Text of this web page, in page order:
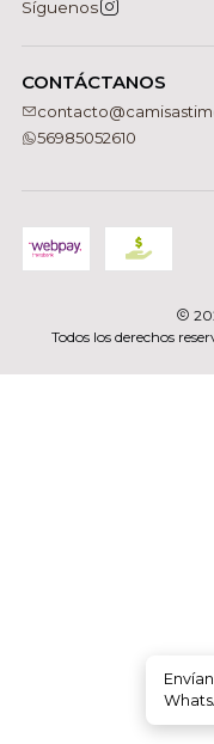
Síguenos
CONTÁCTANOS
56985052610
Todos los derechos